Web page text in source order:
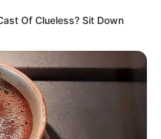
Of Clueless? Sit Down